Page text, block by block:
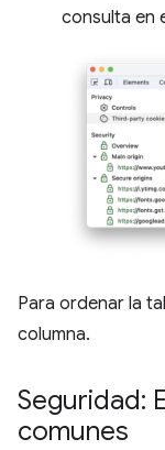
consulta en
Para ordenar la
columna.
Seguridad:
comunes